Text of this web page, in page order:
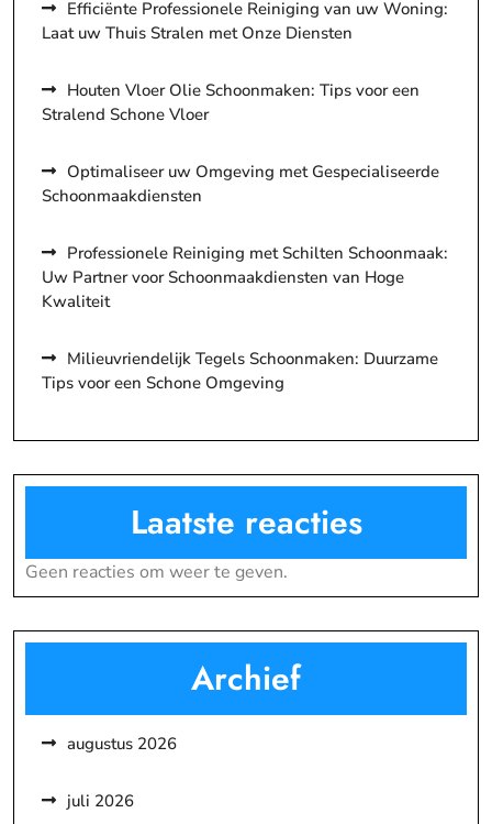
Efficiënte Professionele Reiniging van uw Woning:
Laat uw Thuis Stralen met Onze Diensten
Houten Vloer Olie Schoonmaken: Tips voor een
Stralend Schone Vloer
Optimaliseer uw Omgeving met Gespecialiseerde
Schoonmaakdiensten
Professionele Reiniging met Schilten Schoonmaak:
Uw Partner voor Schoonmaakdiensten van Hoge
Kwaliteit
Milieuvriendelijk Tegels Schoonmaken: Duurzame
Tips voor een Schone Omgeving
Laatste reacties
Geen reacties om weer te geven.
Archief
augustus 2026
juli 2026